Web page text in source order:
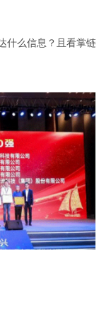
什么信息？且看掌链